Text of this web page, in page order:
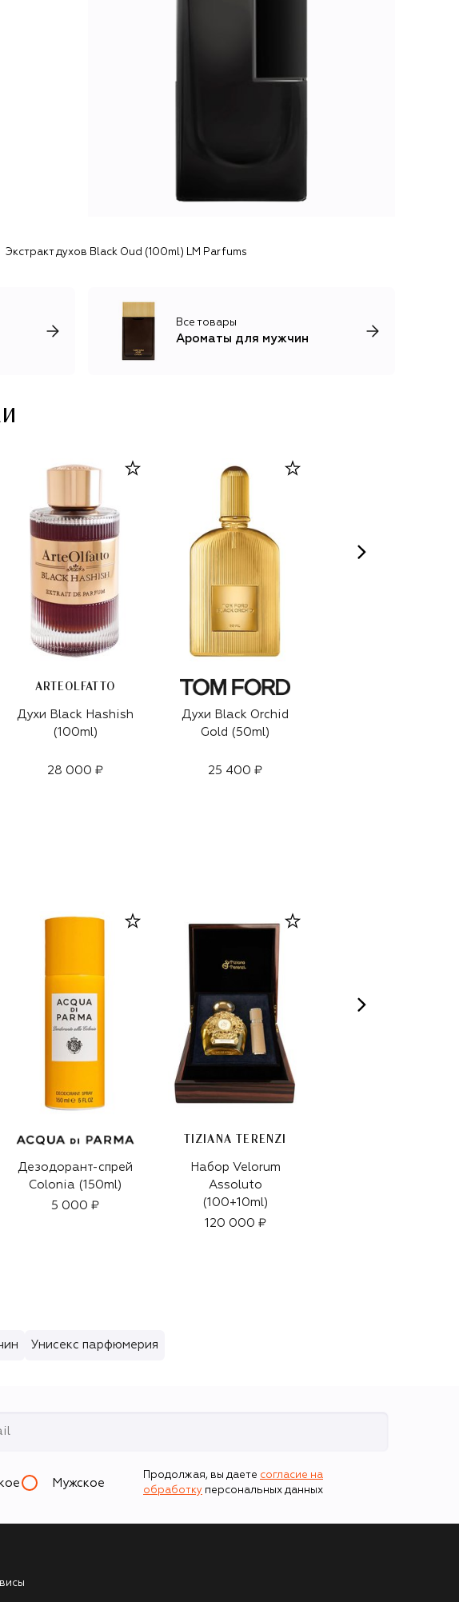
Экстракт духов Black Oud (100ml) LM Parfums
Все товары
Ароматы для мужчин
ARTEOLFATTO
Духи Black Hashish
(100ml)
28 000 ₽
Духи Black Orchid
Gold (50ml)
25 400 ₽
Дезодорант-спрей
Colonia (150ml)
5 000 ₽
TIZIANA TERENZI
Набор Velorum
Assoluto
(100+10ml)
120 000 ₽
Унисекс парфюмерия
Мужское
Продолжая, вы даете согласие на
обработку персональных данных